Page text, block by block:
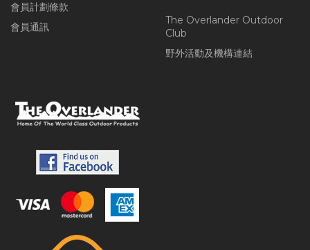
會員計劃條款
會員通訊
The Overlander Outdoor
Club
野外活動及機構連結